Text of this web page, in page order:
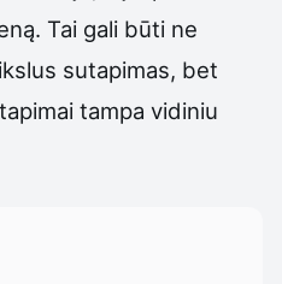
Tai gali būti ne
sutapimas, bet
tampa vidiniu